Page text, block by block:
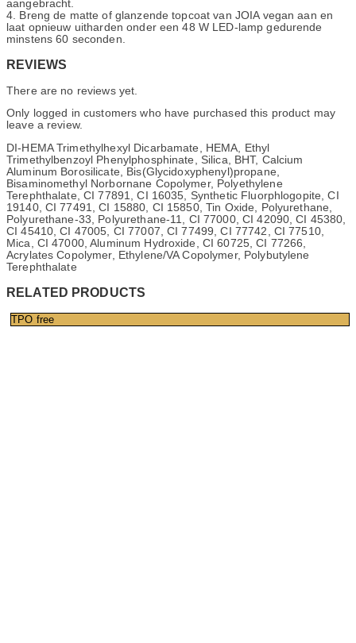
aangebracht.
4. Breng de matte of glanzende topcoat van JOIA vegan aan en
laat opnieuw uitharden onder een 48 W LED-lamp gedurende
minstens 60 seconden.
REVIEWS
There are no reviews yet.
Only logged in customers who have purchased this product may
leave a review.
DI-HEMA Trimethylhexyl Dicarbamate, HEMA, Ethyl
Trimethylbenzoyl Phenylphosphinate, Silica, BHT, Calcium
Aluminum Borosilicate, Bis(Glycidoxyphenyl)propane,
Bisaminomethyl Norbornane Copolymer, Polyethylene
Terephthalate, CI 77891, CI 16035, Synthetic Fluorphlogopite, CI
19140, CI 77491, CI 15880, CI 15850, Tin Oxide, Polyurethane,
Polyurethane-33, Polyurethane-11, CI 77000, CI 42090, CI 45380,
CI 45410, CI 47005, CI 77007, CI 77499, CI 77742, CI 77510,
Mica, CI 47000, Aluminum Hydroxide, CI 60725, CI 77266,
Acrylates Copolymer, Ethylene/VA Copolymer, Polybutylene
Terephthalate
RELATED PRODUCTS
TPO free